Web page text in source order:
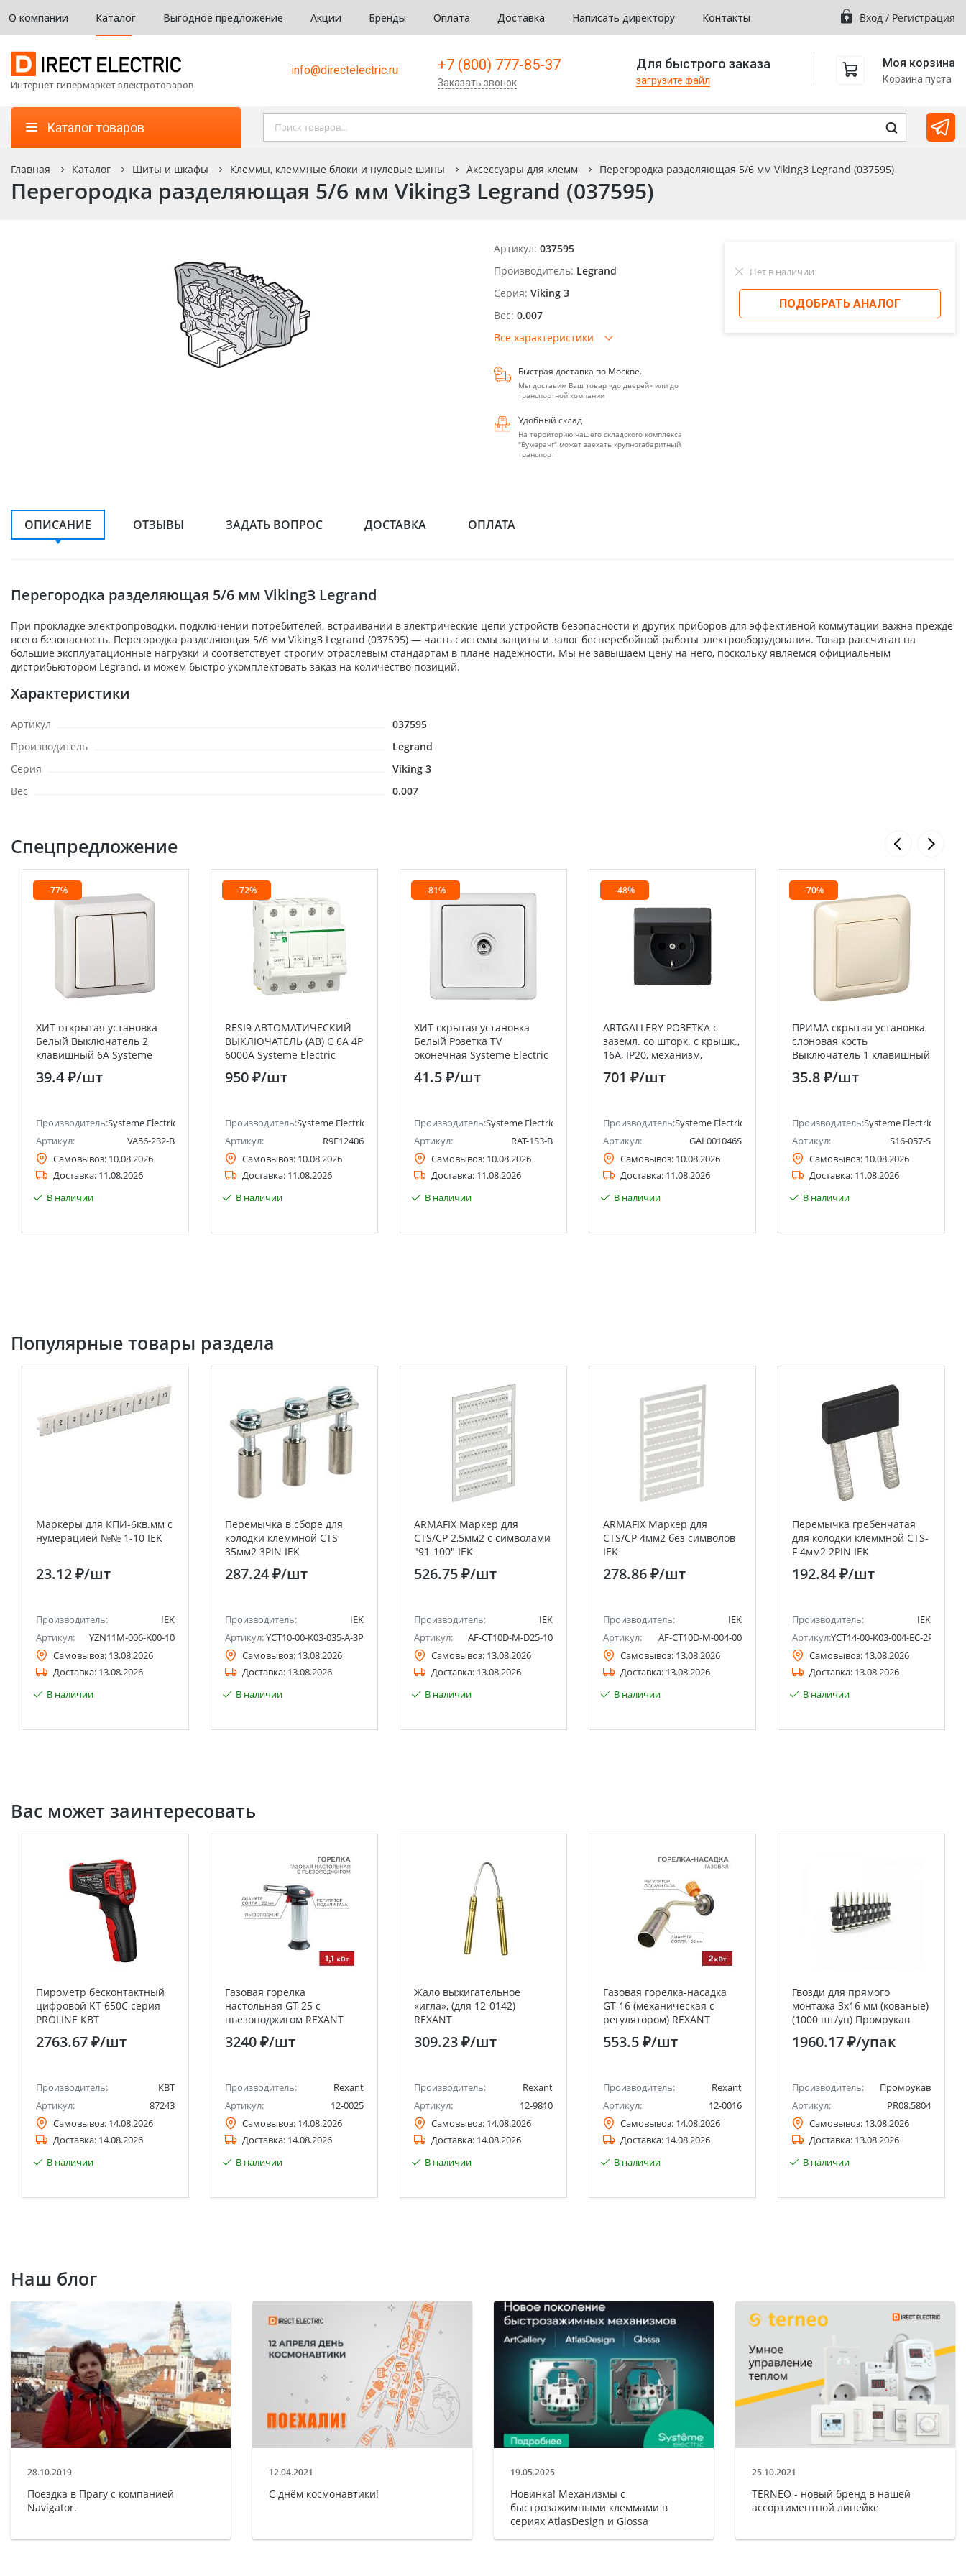
О компании Каталог Выгодное предложение Акции Бренды Оплата Доставка Написать директору Контакты Вход / Регистрация
Интернет-гипермаркет электротоваров
info@directelectric.ru +7 (800) 777-85-37
Заказать звонок
Для быстрого заказа
загрузите файл
Моя корзина
Корзина пуста
Каталог товаров
Главная Каталог Щиты и шкафы Клеммы, клеммные блоки и нулевые шины Аксессуары для клемм Перегородка разделяющая 5/6 мм VikingЗ Legrand (037595)
Перегородка разделяющая 5/6 мм VikingЗ Legrand (037595)
Артикул: 037595
Производитель: Legrand
Серия: Viking 3
Вес: 0.007
Все характеристики
Быстрая доставка по Москве.
Мы доставим Ваш товар «до дверей» или до
транспортной компании
Удобный склад
На территорию нашего складского комплекса
"Бумеранг" может заехать крупногабаритный
транспорт
Нет в наличии
ПОДОБРАТЬ АНАЛОГ
ОПИСАНИЕ ОТЗЫВЫ ЗАДАТЬ ВОПРОС ДОСТАВКА ОПЛАТА
Перегородка разделяющая 5/6 мм VikingЗ Legrand
При прокладке электропроводки, подключении потребителей, встраивании в электрические цепи устройств безопасности и других приборов для эффективной коммутации важна прежде
всего безопасность. Перегородка разделяющая 5/6 мм VikingЗ Legrand (037595) — часть системы защиты и залог бесперебойной работы электрооборудования. Товар рассчитан на
большие эксплуатационные нагрузки и соответствует строгим отраслевым стандартам в плане надежности. Мы не завышаем цену на него, поскольку являемся официальным
дистрибьютором Legrand, и можем быстро укомплектовать заказ на количество позиций.
Характеристики
Артикул
037595
Производитель
Legrand
Серия
Viking 3
Вес
0.007
Спецпредложение
Schneider Electric)
-77%
ХИТ открытая установка
Белый Выключатель 2
клавишный 6А Systeme
Electric (Schneider Electric)
39.4 ₽/шт
Производитель:Systeme Electric (ранее Schneider Electric)
Артикул:
VA56-232-B
Самовывоз: 10.08.2026
Доставка: 11.08.2026
В наличии
-72%
RESI9 АВТОМАТИЧЕСКИЙ
ВЫКЛЮЧАТЕЛЬ (АВ) С 6А 4P
6000A Systeme Electric
(Schneider Electric)
950 ₽/шт
Производитель:Systeme Electric (ранее Schneider Electric)
Артикул:
R9F12406
Самовывоз: 10.08.2026
Доставка: 11.08.2026
В наличии
-81%
ХИТ скрытая установка
Белый Розетка TV
оконечная Systeme Electric
(Schneider Electric)
41.5 ₽/шт
Производитель:Systeme Electric (ранее Schneider Electric)
Артикул:
RAT-1S3-B
Самовывоз: 10.08.2026
Доставка: 11.08.2026
В наличии
-48%
ARTGALLERY РОЗЕТКА с
заземл. со шторк. с крышк.,
16А, IP20, механизм,
быстрозажим. клем.,
КАРБОН
701 ₽/шт
Производитель:Systeme Electric (ранее Schneider Electric)
Артикул:
GAL001046S
Самовывоз: 10.08.2026
Доставка: 11.08.2026
В наличии
-70%
ПРИМА скрытая установка
слоновая кость
Выключатель 1 клавишный
6А (в сборе с рамкой)
(оптовая упаковка) Systeme
35.8 ₽/шт
Производитель:Systeme Electric
Артикул:
S16-057-S
Самовывоз: 10.08.2026
Доставка: 11.08.2026
В наличии
Популярные товары раздела
Маркеры для КПИ-6кв.мм с
нумерацией №№ 1-10 IEK
23.12 ₽/шт
Производитель:
IEK
Артикул:
YZN11M-006-K00-10
Самовывоз: 13.08.2026
Доставка: 13.08.2026
В наличии
Перемычка в сборе для
колодки клеммной CTS
35мм2 3PIN IEK
287.24 ₽/шт
Производитель:
IEK
Артикул:YCT10-00-K03-035-A-3P
Самовывоз: 13.08.2026
Доставка: 13.08.2026
В наличии
ARMAFIX Маркер для
CTS/CP 2,5мм2 с символами
"91-100" IEK
526.75 ₽/шт
Производитель:
IEK
Артикул:
AF-CT10D-M-D25-10
Самовывоз: 13.08.2026
Доставка: 13.08.2026
В наличии
ARMAFIX Маркер для
CTS/CP 4мм2 без символов
IEK
278.86 ₽/шт
Производитель:
IEK
Артикул:
AF-CT10D-M-004-00
Самовывоз: 13.08.2026
Доставка: 13.08.2026
В наличии
Перемычка гребенчатая
для колодки клеммной CTS-
F 4мм2 2PIN IEK
192.84 ₽/шт
Производитель:
IEK
Артикул:YCT14-00-K03-004-EC-2P
Самовывоз: 13.08.2026
Доставка: 13.08.2026
В наличии
Вас может заинтересовать
Пирометр бесконтактный
цифровой KT 650C серия
PROLINE КВТ
2763.67 ₽/шт
Производитель:
КВТ
Артикул:
87243
Самовывоз: 14.08.2026
Доставка: 14.08.2026
В наличии
Газовая горелка
настольная GT-25 с
пьезоподжигом REXANT
3240 ₽/шт
Производитель:
Rexant
Артикул:
12-0025
Самовывоз: 14.08.2026
Доставка: 14.08.2026
В наличии
Жало выжигательное
«игла», (для 12-0142)
REXANT
309.23 ₽/шт
Производитель:
Rexant
Артикул:
12-9810
Самовывоз: 14.08.2026
Доставка: 14.08.2026
В наличии
Газовая горелка-насадка
GT-16 (механическая с
регулятором) REXANT
553.5 ₽/шт
Производитель:
Rexant
Артикул:
12-0016
Самовывоз: 14.08.2026
Доставка: 14.08.2026
В наличии
Гвозди для прямого
монтажа 3х16 мм (кованые)
(1000 шт/уп) Промрукав
1960.17 ₽/упак
Производитель:
Промрукав
Артикул:
PR08.5804
Самовывоз: 13.08.2026
Доставка: 13.08.2026
В наличии
Наш блог
28.10.2019
Поездка в Прагу с компанией
Navigator.
12.04.2021
С днём космонавтики!
19.05.2025
Новинка! Механизмы с
быстрозажимными клеммами в
сериях AtlasDesign и Glossa
25.10.2021
TERNEO - новый бренд в нашей
ассортиментной линейке